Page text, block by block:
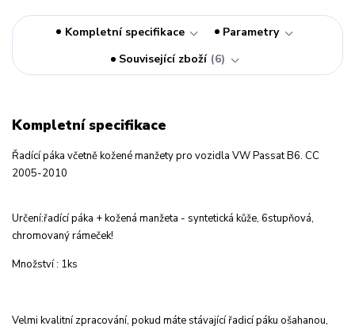
Kompletní specifikace
Parametry
Související zboží 6
Kompletní specifikace
Řadící páka včetně kožené manžety pro vozidla VW Passat B6. CC
2005-2010
Určení:řadící páka + kožená manžeta - syntetická kůže, 6stupňová,
chromovaný rámeček!
Množství : 1ks
Velmi kvalitní zpracování, pokud máte stávající řadicí páku ošahanou,